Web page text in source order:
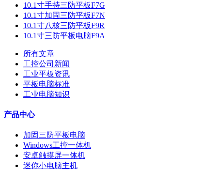
10.1寸手持三防平板F7G
10.1寸加固三防平板F7N
10.1寸八核三防平板F9R
10.1寸三防平板电脑F9A
所有文章
工控公司新闻
工业平板资讯
平板电脑标准
工业电脑知识
产品中心
加固三防平板电脑
Windows工控一体机
安卓触摸屏一体机
迷你小电脑主机